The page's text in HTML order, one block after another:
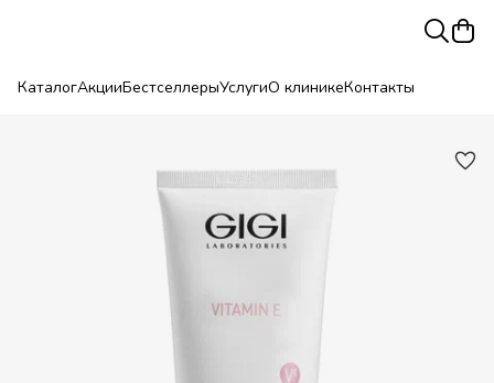
КаталогАкцииБестселлерыУслугиО клиникеКонтакты